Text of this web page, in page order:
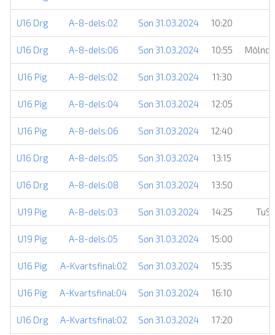
U16 Drg A-8-dels:02 Søn 31.03.2024 10:20
U16 Drg A-8-dels:06 Søn 31.03.2024 10:55
U16 Pig A-8-dels:02 Søn 31.03.2024 11:30
U16 Pig A-8-dels:04 Søn 31.03.2024 12:05
U16 Pig A-8-dels:06 Søn 31.03.2024 12:40
U16 Drg A-8-dels:05 Søn 31.03.2024 13:15
U16 Drg A-8-dels:08 Søn 31.03.2024 13:50
U19 Pig A-8-dels:03 Søn 31.03.2024 14:25 TuS
U19 Pig A-8-dels:05 Søn 31.03.2024 15:00
U16 Pig A-Kvartsfinal:02 Søn 31.03.2024 15:35
U16 Pig A-Kvartsfinal:04 Søn 31.03.2024 16:10
U16 Drg A-Kvartsfinal:02 Søn 31.03.2024 17:20